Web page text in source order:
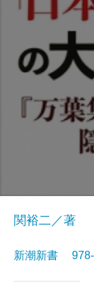
関裕二／著
新潮新書